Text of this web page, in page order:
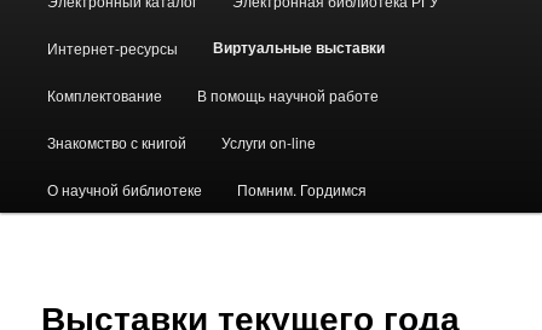
Интернет-ресурсы Виртуальные выставки
Комплектование В помощь научной работе
Знакомство с книгой Услуги on-line
О научной библиотеке Помним. Гордимся
Выставки текущего года